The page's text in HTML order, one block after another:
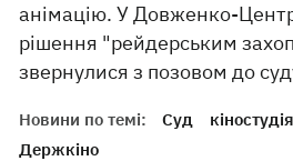
анімацію. У Довженко-
рішення "рейдерським
звернулися з позовом до
Новини по темі: Суд
Держкіно